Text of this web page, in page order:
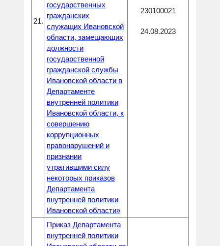
21.
государственных
гражданских
служащих Ивановской
области, замещающих
должности
государственной
гражданской службы
Ивановской области в
Департаменте
внутренней политики
Ивановской области, к
совершению
коррупционных
правонарушений и
признании
утратившими силу
некоторых приказов
Департамента
внутренней политики
Ивановской области»
230100021
24.08.2023
Приказ Департамента
внутренней политики